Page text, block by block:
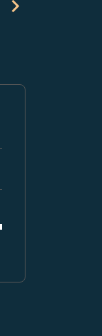
chevron_right
價
找票價
查找票價查找票價